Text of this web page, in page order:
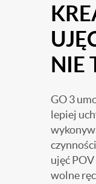
NIE
GO 3
lepiej
ujęć
wolne